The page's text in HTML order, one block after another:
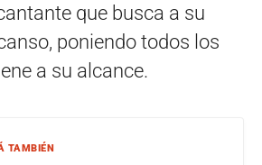
que busca a su
poniendo todos los
a su alcance.
TAMBIÉN